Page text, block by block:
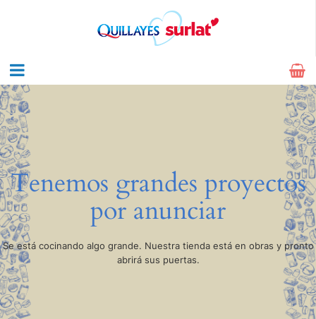
Tenemos grandes proyectos
por anunciar
Se está cocinando algo grande. Nuestra tienda está en obras y pronto
abrirá sus puertas.